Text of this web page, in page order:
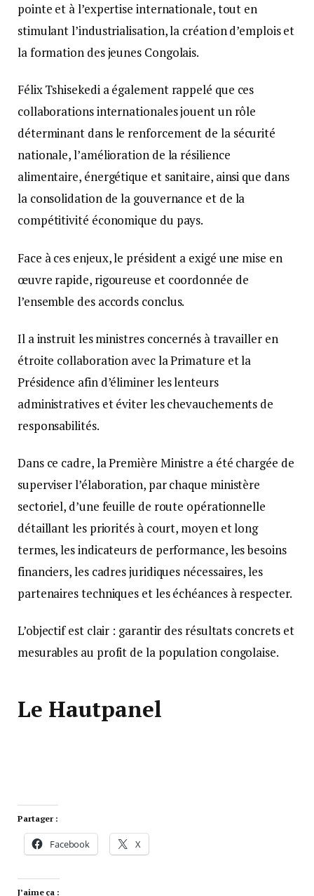
pointe et à l’expertise internationale, tout en
stimulant l’industrialisation, la création d’emplois et
la formation des jeunes Congolais.
Félix Tshisekedi a également rappelé que ces
collaborations internationales jouent un rôle
déterminant dans le renforcement de la sécurité
nationale, l’amélioration de la résilience
alimentaire, énergétique et sanitaire, ainsi que dans
la consolidation de la gouvernance et de la
compétitivité économique du pays.
Face à ces enjeux, le président a exigé une mise en
œuvre rapide, rigoureuse et coordonnée de
l’ensemble des accords conclus.
Il a instruit les ministres concernés à travailler en
étroite collaboration avec la Primature et la
Présidence afin d’éliminer les lenteurs
administratives et éviter les chevauchements de
responsabilités.
Dans ce cadre, la Première Ministre a été chargée de
superviser l’élaboration, par chaque ministère
sectoriel, d’une feuille de route opérationnelle
détaillant les priorités à court, moyen et long
termes, les indicateurs de performance, les besoins
financiers, les cadres juridiques nécessaires, les
partenaires techniques et les échéances à respecter.
L’objectif est clair : garantir des résultats concrets et
mesurables au profit de la population congolaise.
Le Hautpanel
Partager :
Facebook X
J’aime ça :